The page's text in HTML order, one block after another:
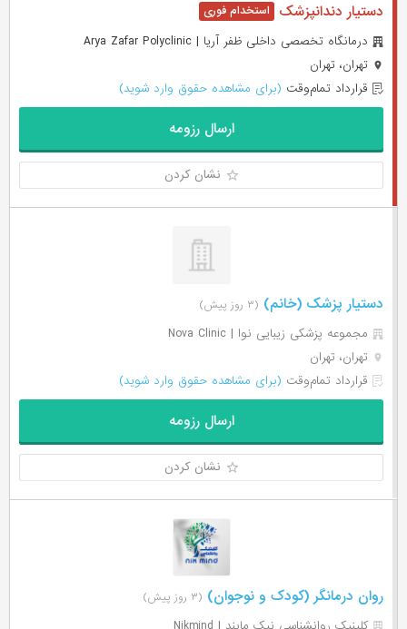
دستیار دندانپزشک
درمانگاه تخصصی داخلی ظفر آریا | Arya Zafar Polyclinic
تهران، تهران
قرارداد تمام‌وقت (برای مشاهده حقوق وارد شوید)
ارسال رزومه
نشان کردن
دستیار پزشک (خانم) (۳ روز پیش)
مجموعه پزشکی زیبایی نوا | Nova Clinic
تهران، تهران
قرارداد تمام‌وقت (برای مشاهده حقوق وارد شوید)
ارسال رزومه
نشان کردن
روان درمانگر (کودک و نوجوان) (۳ روز پیش)